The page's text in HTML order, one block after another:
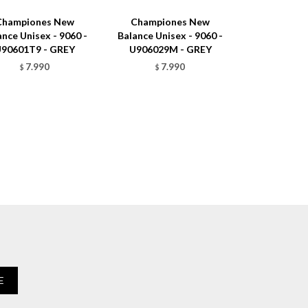
New
Unisex - 9060 -
- GREY
$ 7.990
Championes New
Balance Unisex - 9060 -
U906029M - GREY
$ 7.990